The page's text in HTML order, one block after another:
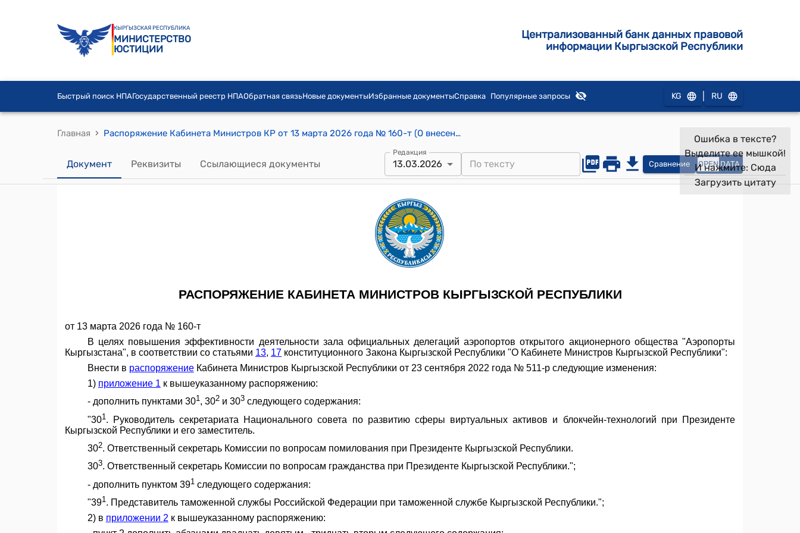
КЫРГЫЗСКАЯ РЕСПУБЛИКА
МИНИСТЕРСТВО
ЮСТИЦИИ
Централизованный банк данных правовой
информации Кыргызской Республики
Быстрый поиск НПАГосударственный реестр НПАОбратная связьНовые документыИзбранные документыСправка Популярные запросы KG RU
Главная › Распоряжение Кабинета Министров КР от 13 марта 2026 года № 160-т (О внесении изменений в распоряжение Кабинета Министров Кыргызской Республики от 23 сентября 2022 года № 511-р)
Документ Реквизиты Ссылающиеся документы
Редакция
13.03.2026 Сравнение OPEN DATA
Ошибка в тексте?
Выделите ее мышкой!
И нажмите: Сюда
Загрузить цитату